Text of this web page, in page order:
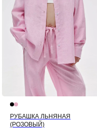
РУБАШКА ЛЬНЯНАЯ
(РОЗОВЫЙ)